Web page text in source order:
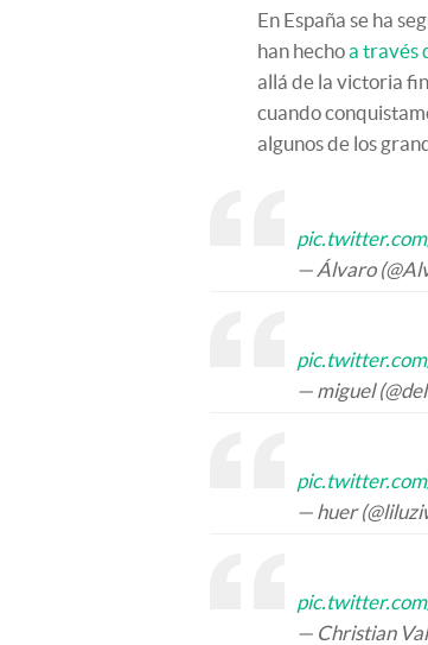
En España se ha
han hechoa través
allá de la victoria
cuando
algunos de los
— Álvaro
— miguel
— huer
— Christian